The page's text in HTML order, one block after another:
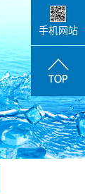
手机网站